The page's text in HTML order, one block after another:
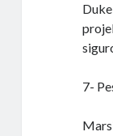
7-